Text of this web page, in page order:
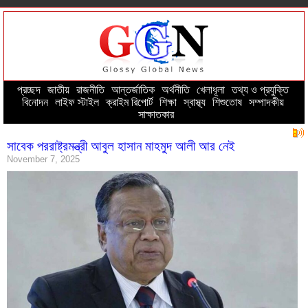
প্রচ্ছদ-- জাতীয়-- রাজনীতি-- আন্তর্জাতিক-- অর্থনীতি-- খেলাধূলা--তথ্য ও প্রযুক্তি--
বিনোদন-- লাইফ স্টাইল--ক্রাইম রিপোর্ট-- শিক্ষা--স্বাস্থ্য-- শিশুতোষ-- সম্পাদকীয়--
সাক্ষাতকার
সাবেক পররাষ্ট্রমন্ত্রী আবুল হাসান মাহমুদ আলী আর নেই
November 7, 2025